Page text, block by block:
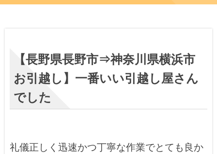
【長野県長野市⇒神奈川県横浜市
お引越し】一番いい引越し屋さん
でした
礼儀正しく迅速かつ丁寧な作業でとても良か